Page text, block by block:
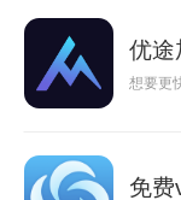
优途
想要更
免